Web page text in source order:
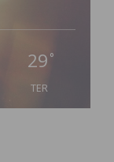
29 °
TER